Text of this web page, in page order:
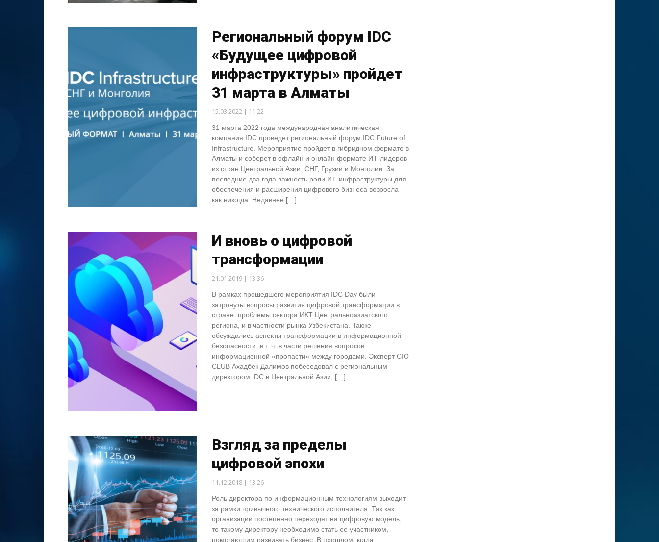
Региональный форум IDC
«Будущее цифровой
инфраструктуры» пройдет
31 марта в Алматы
15.03.2022 | 11:22
31 марта 2022 года международная аналитическая
компания IDС проведет региональный форум IDC Future of
Infrastructure. Мероприятие пройдет в гибридном формате в
Алматы и соберет в офлайн и онлайн формате ИТ-лидеров
из стран Центральной Азии, СНГ, Грузии и Монголии. За
последние два года важность роли ИТ-инфраструктуры для
обеспечения и расширения цифрового бизнеса возросла
как никогда. Недавнее […]
И вновь о цифровой
трансформации
21.01.2019 | 13:36
В рамках прошедшего мероприятия IDC Day были
затронуты вопросы развития цифровой трансформации в
стране: проблемы сектора ИКТ Центральноазиатского
региона, и в частности рынка Узбекистана. Также
обсуждались аспекты трансформации в информационной
безопасности, в т. ч. в части решения вопросов
информационной «пропасти» между городами. Эксперт CIO
CLUB Ахадбек Далимов побеседовал с региональным
директором IDC в Центральной Азии, […]
Взгляд за пределы
цифровой эпохи
11.12.2018 | 13:26
Роль директора по информационным технологиям выходит
за рамки привычного технического исполнителя. Так как
организации постепенно переходят на цифровую модель,
то такому директору необходимо стать ее участником,
помогающим развивать бизнес. В прошлом, когда